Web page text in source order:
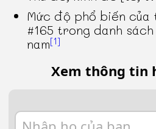
Mức độ phổ biến
#165 trong danh
nam[1]
Xem thông tin